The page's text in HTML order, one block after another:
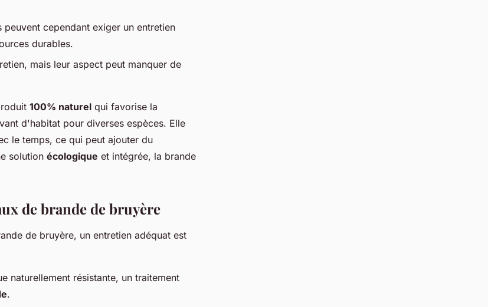
peuvent cependant exiger un entretien
durables.
mais leur aspect peut manquer de
100% naturel qui favorise la
d'habitat pour diverses espèces. Elle
le temps, ce qui peut ajouter du
solution écologique et intégrée, la brande
de brande de bruyère
de bruyère, un entretien adéquat est
naturellement résistante, un traitement
.